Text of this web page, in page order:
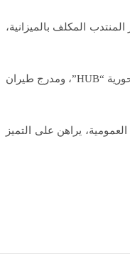
المكلف بالميزانية،
وأفاد بلاغ لرئاسة الحكومة أنه بموجب هذا التعاقد ذي الطابع الاستراتيجي، سيتم تطوير الطاقة الاستيعابية لمطارات مراكش وأكادير وطنجة وفاس، وبناء محطة جوية جديدة عبارة عن منصة محورية “HUB”، ومدرج طيران
يراهن على التميز